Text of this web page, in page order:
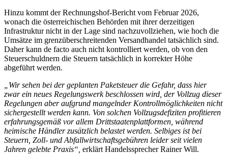
Hinzu kommt der Rechnungshof-Bericht vom Februar 2026,
wonach die österreichischen Behörden mit ihrer derzeitigen
Infrastruktur nicht in der Lage sind nachzuvollziehen, wie hoch die
Umsätze im grenzüberschreitenden Versandhandel tatsächlich sind.
Daher kann de facto auch nicht kontrolliert werden, ob von den
Steuerschuldnern die Steuern tatsächlich in korrekter Höhe
abgeführt werden.
„Wir sehen bei der geplanten Paketsteuer die Gefahr, dass hier
zwar ein neues Regelungswerk beschlossen wird, der Vollzug dieser
Regelungen aber aufgrund mangelnder Kontrollmöglichkeiten nicht
sichergestellt werden kann. Von solchen Vollzugsdefiziten profitieren
erfahrungsgemäß vor allem Drittstaatenplattformen, während
heimische Händler zusätzlich belastet werden. Selbiges ist bei
Steuern, Zoll- und Abfallwirtschaftsgebühren leider seit vielen
Jahren gelebte Praxis“, erklärt Handelssprecher Rainer Will.